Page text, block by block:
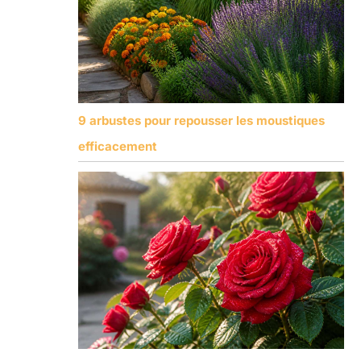
9 arbustes pour repousser les moustiques
efficacement